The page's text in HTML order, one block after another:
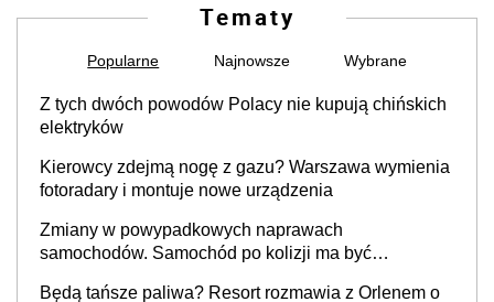
Tematy
Popularne Najnowsze Wybrane
Z tych dwóch powodów Polacy nie kupują chińskich
elektryków
Kierowcy zdejmą nogę z gazu? Warszawa wymienia
fotoradary i montuje nowe urządzenia
Zmiany w powypadkowych naprawach
samochodów. Samochód po kolizji ma być
Będą tańsze paliwa? Resort rozmawia z Orlenem o